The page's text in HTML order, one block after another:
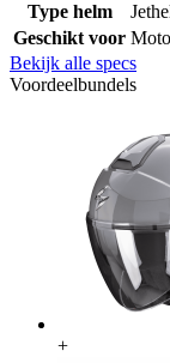
Type helm
Geschikt voor
Bekijk alle specs
Voordeelbundels
+